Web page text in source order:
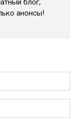
блог,
анонсы!